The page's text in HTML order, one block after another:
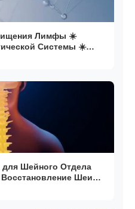
Лимфы ☀️
Системы ☀️
для Шейного Отдела
Шеи